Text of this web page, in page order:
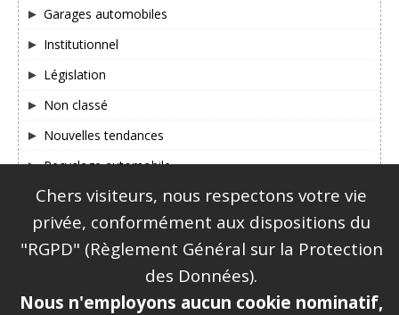
Garages automobiles
Institutionnel
Législation
Non classé
Nouvelles tendances
Recyclage automobile
SUIVEZ-NOUS SUR FACEBOOK & TWITTER !
Chers visiteurs, nous respectons votre vie
privée, conformément aux dispositions du
"RGPD" (Règlement Général sur la Protection
des Données).
Nous n'employons aucun cookie nominatif,